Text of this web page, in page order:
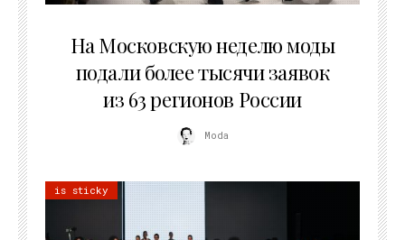
На Московскую неделю моды
подали более тысячи заявок
из 63 регионов России
Moda
is sticky